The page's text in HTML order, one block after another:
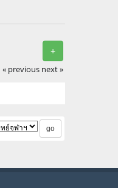
+
« previous next »